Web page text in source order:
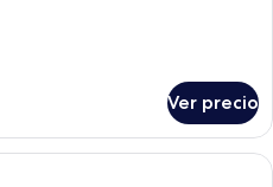
Ver precio
Una sala moderna con un sofá